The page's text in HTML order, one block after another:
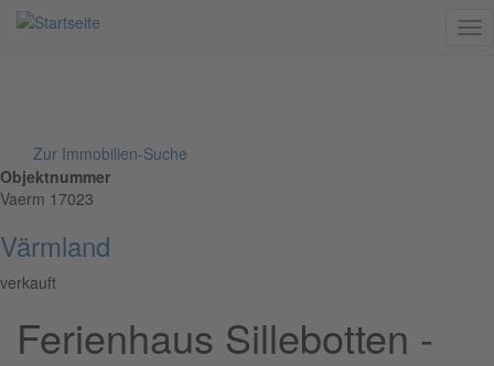
Direkt
zum
Inhalt
Zur Immobilien-Suche
Objektnummer
Vaerm 17023
Värmland
verkauft
Ferienhaus Sillebotten -